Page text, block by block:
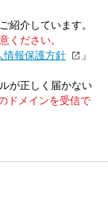
紹介しています。
ください。
情報保護方針
」
が正しく届かない
ドメインを受信で